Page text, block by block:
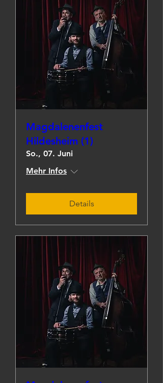
Magdalenenfest
Hildesheim (1)
So., 07. Juni
Mehr Infos
Details